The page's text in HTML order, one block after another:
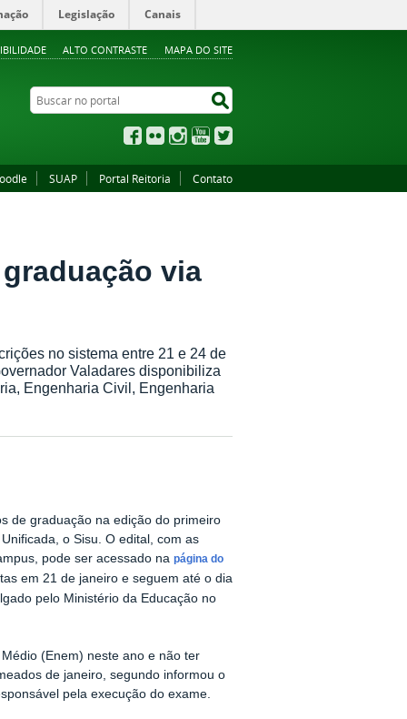
ALTO CONTRASTE MAPA DO SITE
Legislação Canais
Buscar no portal
Facebook
Flickr InstagramYouTube
SUAP Portal Reitoria Contato
via
no sistema entre 21 e 24 de
Valadares disponibiliza
Engenharia Civil, Engenharia
de graduação na edição do primeiro
o Sisu. O edital, com as
pode ser acessado na página do
em 21 de janeiro e seguem até o dia
pelo Ministério da Educação no
(Enem) neste ano e não ter
de janeiro, segundo informou o
pela execução do exame.